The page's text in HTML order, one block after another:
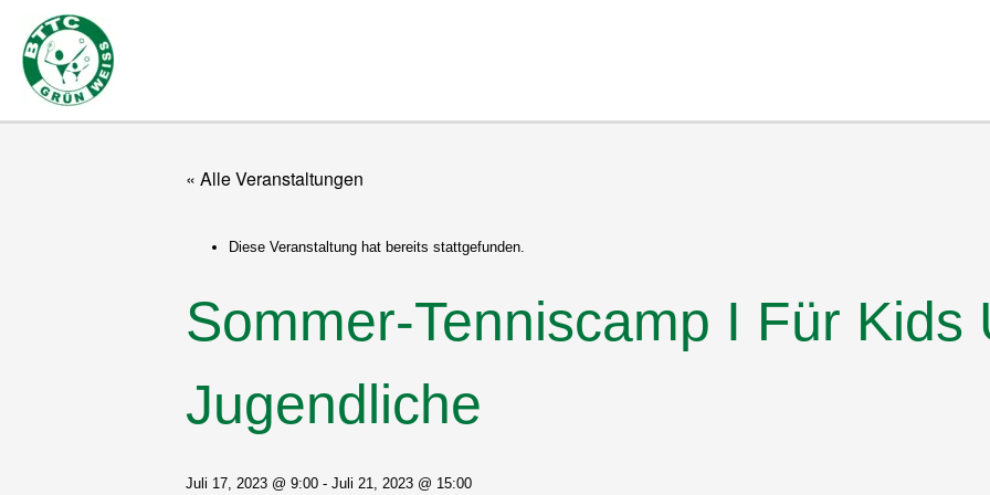
Inhalt
springen
« Alle Veranstaltungen
Diese Veranstaltung hat bereits stattgefunden.
Sommer-Tenniscamp I Für Kids
Jugendliche
Juli 17, 2023 @ 9:00 - Juli 21, 2023 @ 15:00